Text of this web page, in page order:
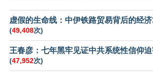
虚假的生命线：中伊铁路贸易背后的经
(49,408次)
王春彦：七年黑牢见证中共系统性信仰
(47,952次)